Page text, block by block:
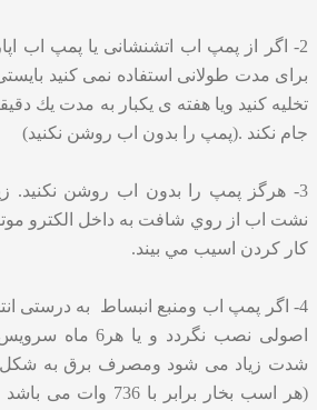
2- اگر از پمپ اب اتشنشانی یا پمپ اب
برای مدت طولانی استفاده نمی کنید
تخلیه کنید ویا هفته ی یکبار به مدت يك
جام نکند .(پمپ را بدون اب روشن نکنید)
3- هرگز پمپ را بدون اب روشن نکنید.
نشت اب از روي شافت به داخل الكترو
كار كردن اسيب مي بيند.
4- اگر پمپ اب ومنبع انبساط به درستی
اصولی نصب نگردد و
شدت زیاد می شود ومصرف برق به شکل